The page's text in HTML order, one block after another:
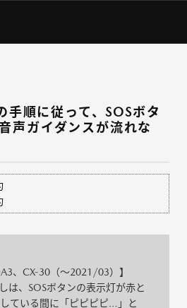
順に従って、SOSボタ
声ガイダンスが流れな
、CX-30（～2021/03）】
は、SOSボタンの表示灯が赤と
ている間に「ピピピピ…」と